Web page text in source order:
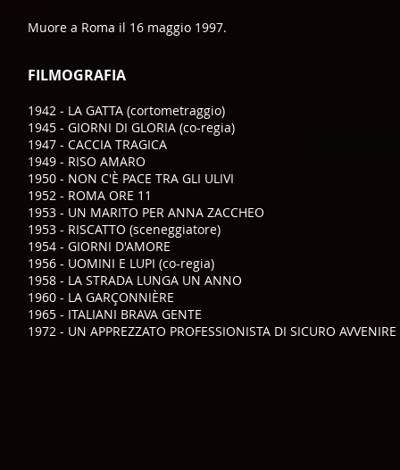
Muore a Roma il 16 maggio 1997.
FILMOGRAFIA
1942 - LA GATTA (cortometraggio)
1945 - GIORNI DI GLORIA (co-regia)
1947 - CACCIA TRAGICA
1949 - RISO AMARO
1950 - NON C'È PACE TRA GLI ULIVI
1952 - ROMA ORE 11
1953 - UN MARITO PER ANNA ZACCHEO
1953 - RISCATTO (sceneggiatore)
1954 - GIORNI D'AMORE
1956 - UOMINI E LUPI (co-regia)
1958 - LA STRADA LUNGA UN ANNO
1960 - LA GARÇONNIÈRE
1965 - ITALIANI BRAVA GENTE
1972 - UN APPREZZATO PROFESSIONISTA DI SICURO AVVENIRE